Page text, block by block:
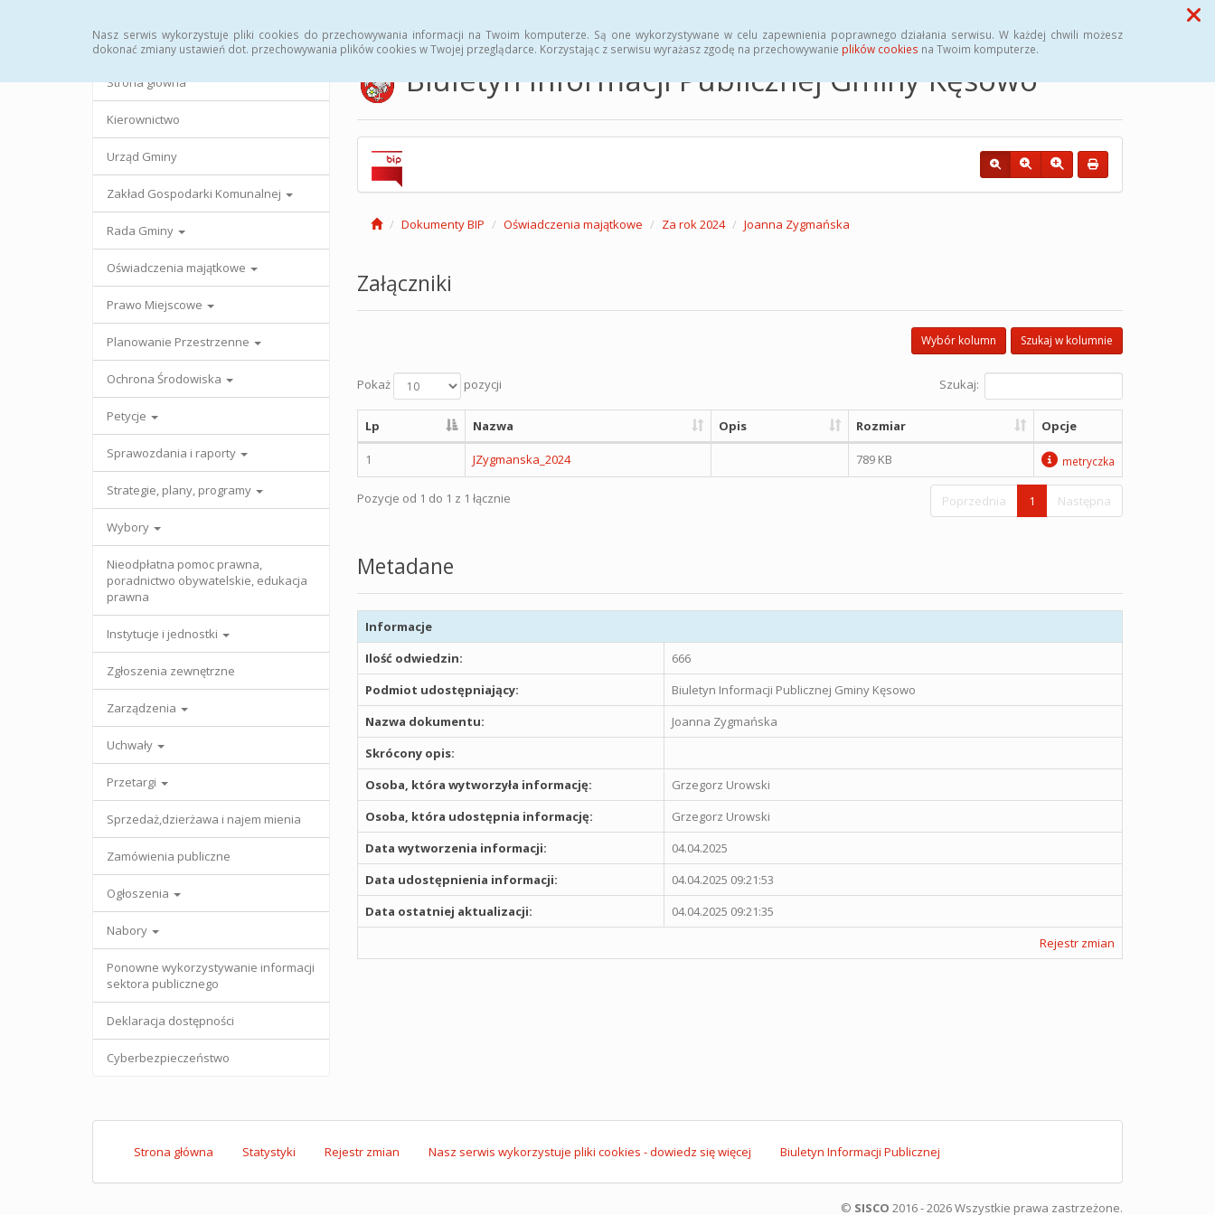
Nasz serwis wykorzystuje pliki cookies do przechowywania informacji na Twoim komputerze. Są one wykorzystywane w celu zapewnienia poprawnego działania serwisu. W każdej chwili możesz
dokonać zmiany ustawień dot. przechowywania plików cookies w Twojej przeglądarce. Korzystając z serwisu wyrażasz zgodę na przechowywanie plików cookies na Twoim komputerze.
Strona główna
Kierownictwo
Urząd Gminy
Zakład Gospodarki Komunalnej
Rada Gminy
Oświadczenia majątkowe
Prawo Miejscowe
Planowanie Przestrzenne
Ochrona Środowiska
Petycje
Sprawozdania i raporty
Strategie, plany, programy
Wybory
Nieodpłatna pomoc prawna,
poradnictwo obywatelskie, edukacja
prawna
Instytucje i jednostki
Zgłoszenia zewnętrzne
Zarządzenia
Uchwały
Przetargi
Sprzedaż,dzierżawa i najem mienia
Zamówienia publiczne
Ogłoszenia
Nabory
Ponowne wykorzystywanie informacji
sektora publicznego
Deklaracja dostępności
Cyberbezpieczeństwo
Biuletyn Informacji Publicznej Gminy Kęsowo
Dokumenty BIP Oświadczenia majątkowe Za rok 2024 Joanna Zygmańska
Załączniki
Szukaj w kolumnie
Wybór kolumn
Pokaż pozycji Szukaj:
Lp Nazwa Opis Rozmiar Opcje
1 JZygmanska_2024 789 KB metryczka
Pozycje od 1 do 1 z 1 łącznie Poprzednia 1 Następna
Metadane
Informacje
Ilość odwiedzin:
666
Podmiot udostępniający:
Biuletyn Informacji Publicznej Gminy Kęsowo
Nazwa dokumentu:
Joanna Zygmańska
Skrócony opis:
Osoba, która wytworzyła informację:
Grzegorz Urowski
Osoba, która udostępnia informację:
Grzegorz Urowski
Data wytworzenia informacji:
04.04.2025
Data udostępnienia informacji:
04.04.2025 09:21:53
Data ostatniej aktualizacji:
04.04.2025 09:21:35
Rejestr zmian
Strona główna Statystyki Rejestr zmian Nasz serwis wykorzystuje pliki cookies - dowiedz się więcej Biuletyn Informacji Publicznej
© SISCO 2016 - 2026 Wszystkie prawa zastrzeżone.